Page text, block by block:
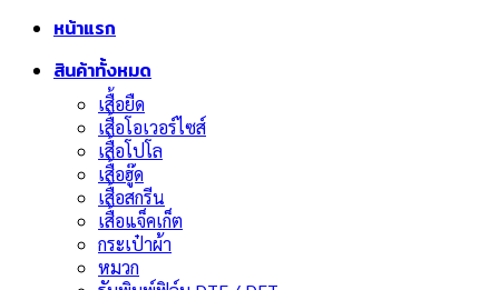
หน้าแรก
สินค้าทั้งหมด
เสื้อยืด
เสื้อโอเวอร์ไซส์
เสื้อโปโล
เสื้อฮู๊ด
เสื้อสกรีน
เสื้อแจ็คเก็ต
กระเป๋าผ้า
หมวก